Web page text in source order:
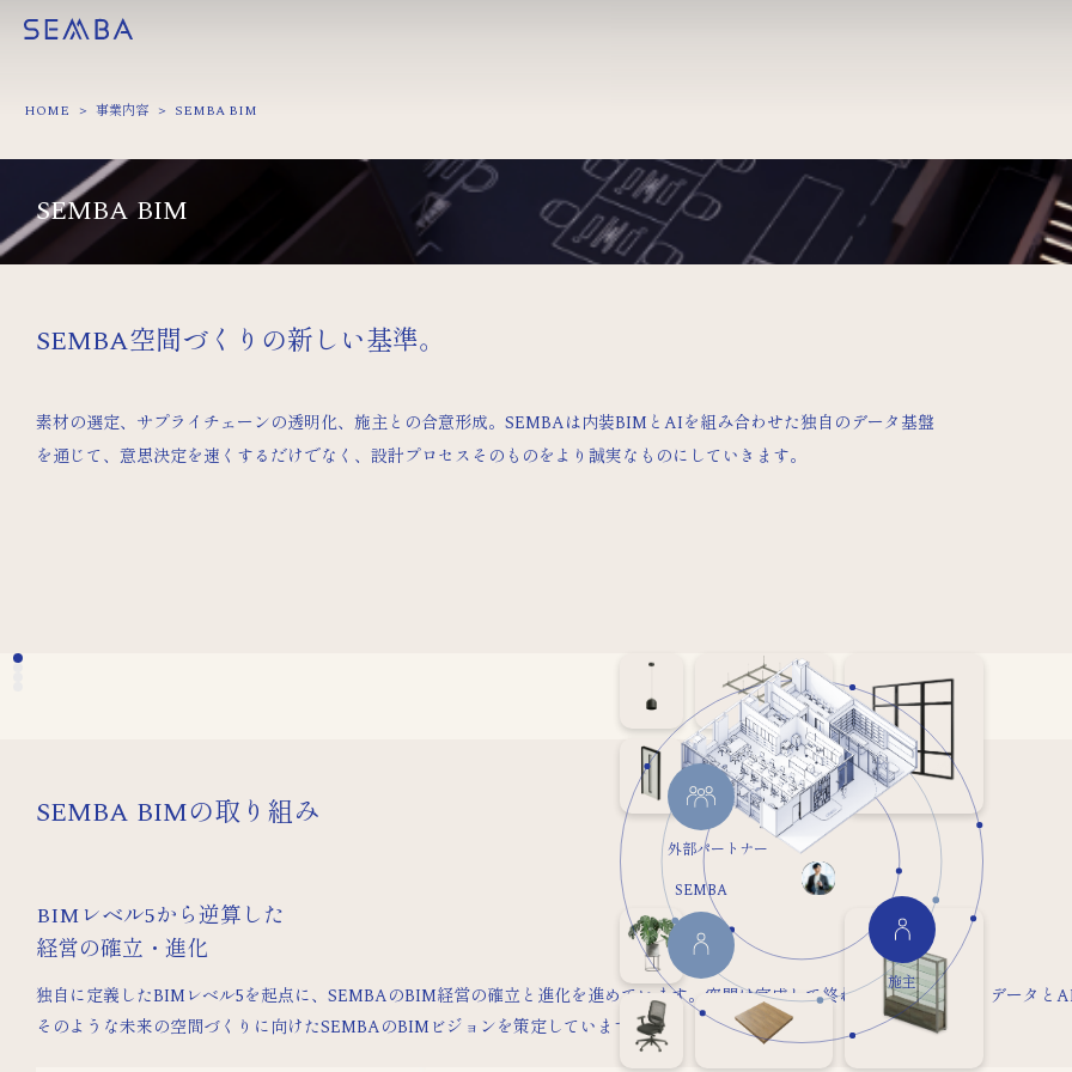
HOME 事業内容 SEMBA BIM
SEMBA BIM
SEMBA空間づくりの新しい基準。
素材の選定、サプライチェーンの透明化、施主との合意形成。SEMBAは内装BIMとAIを組み合わせた独自のデータ基盤
を通じて、意思決定を速くするだけでなく、設計プロセスそのものをより誠実なものにしていきます。
SEMBA
外部パートナー
施主
SEMBA BIMの取り組み
BIMレベル5から逆算した
経営の確立・進化
独自に定義したBIMレベル5を起点に、SEMBAのBIM経営の確立と進化を進めています。空間は完成して終わるものではなく、データと
そのような未来の空間づくりに向けたSEMBAのBIMビジョンを策定しています。